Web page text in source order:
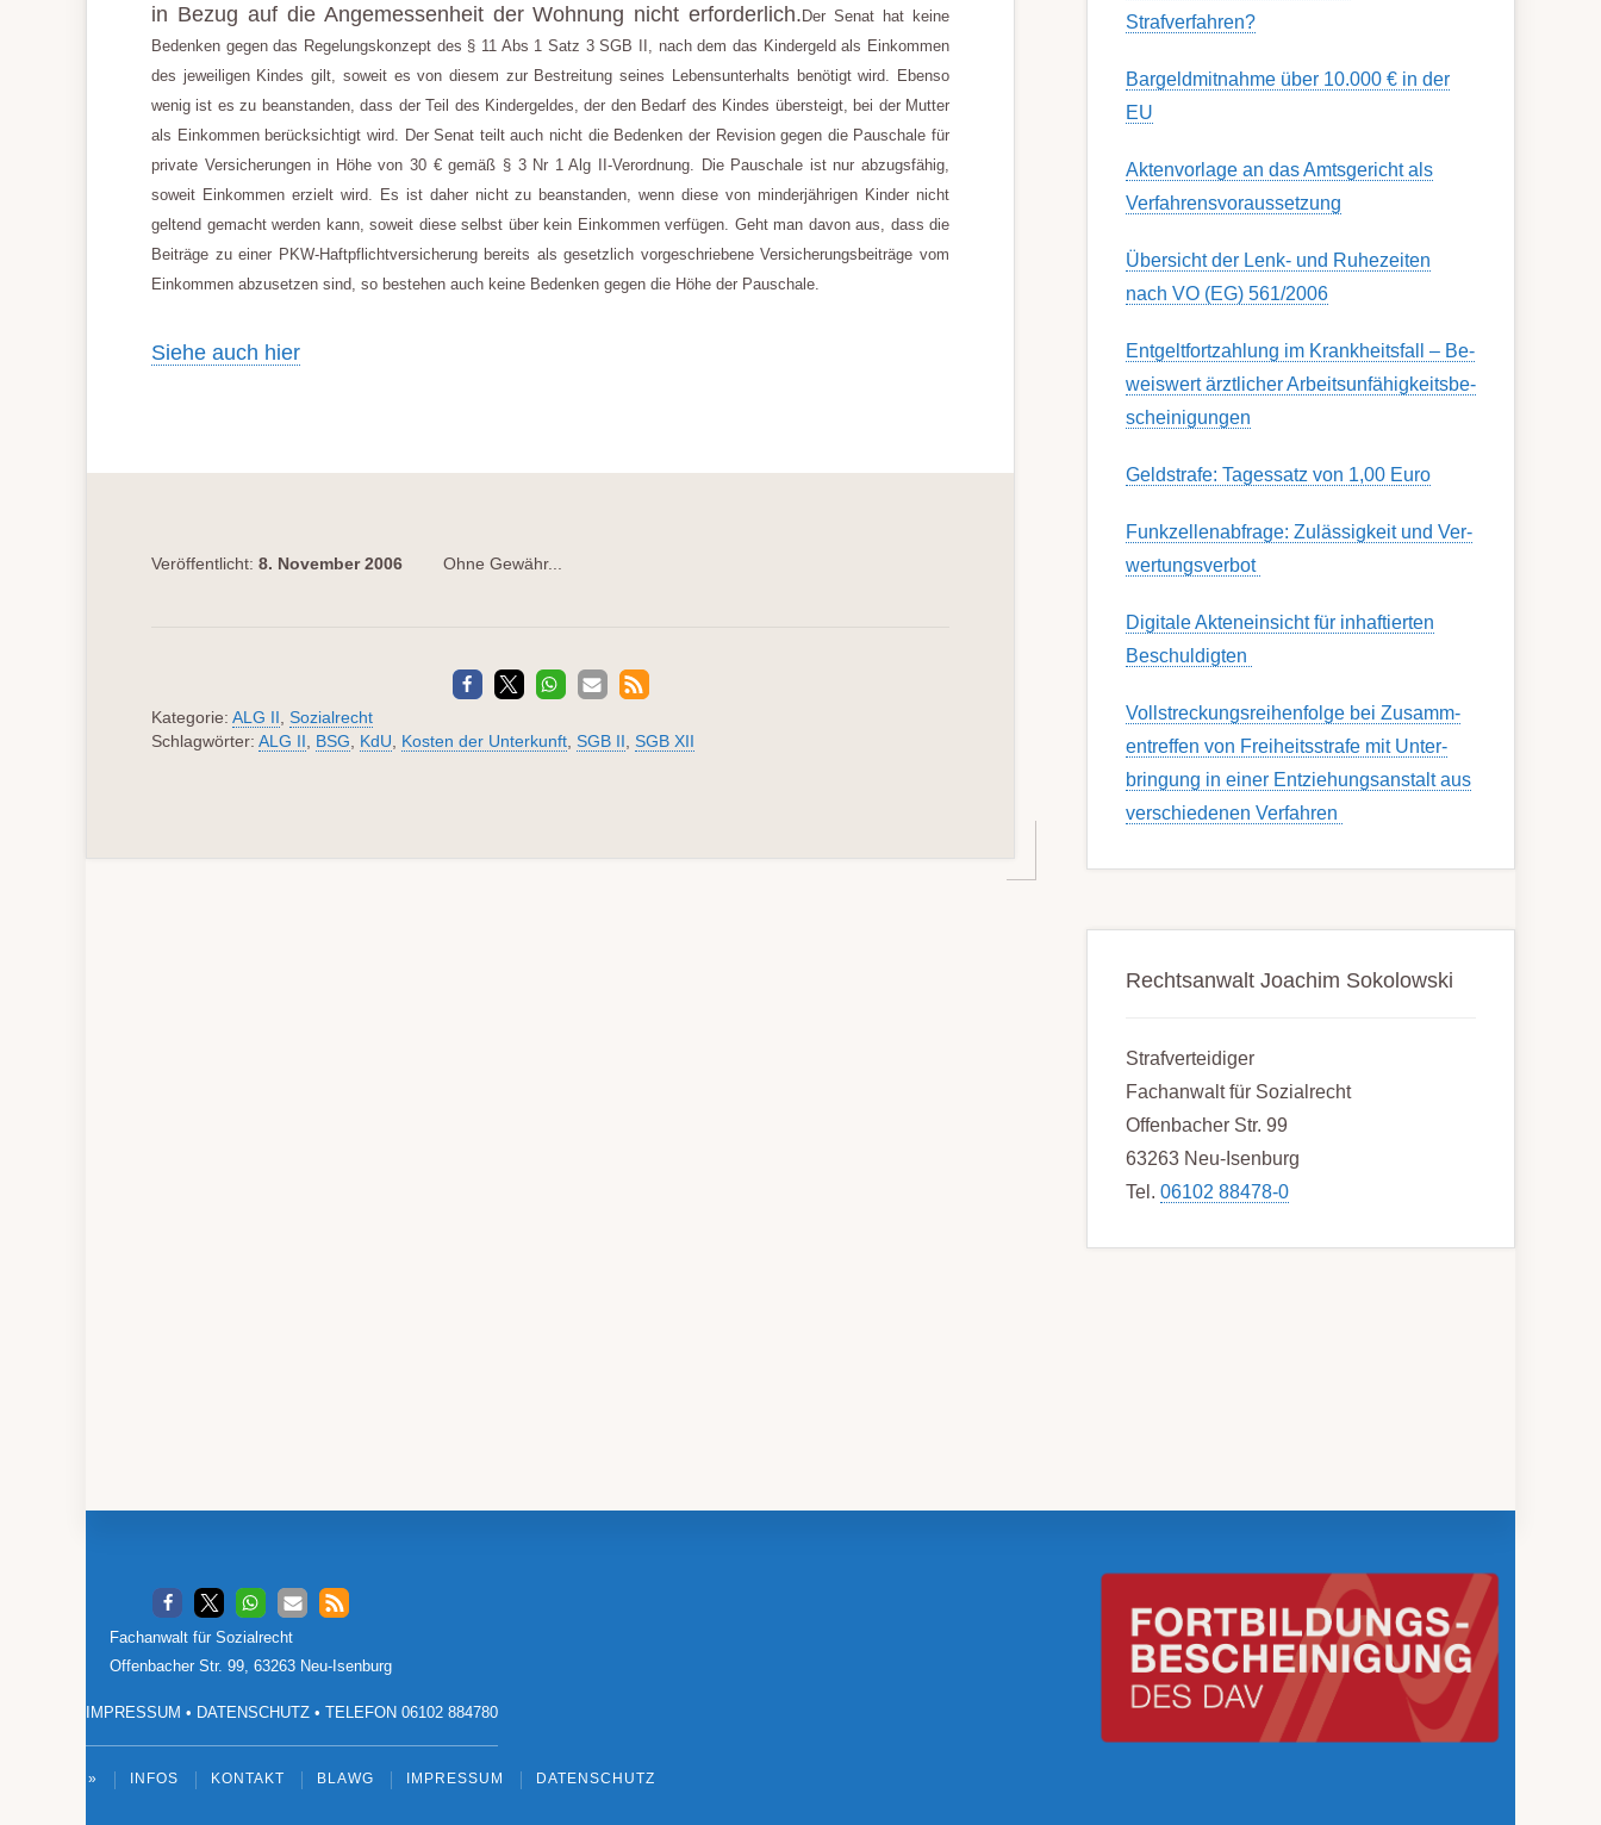
in Bezug auf die Angemessenheit der Wohnung nicht erforderlich. Der Senat hat keine
Bedenken gegen das Regelungskonzept des § 11 Abs 1 Satz 3 SGB II, nach dem das Kindergeld als Einkommen
des jeweiligen Kindes gilt, soweit es von diesem zur Bestreitung seines Lebensunterhalts benötigt wird. Ebenso
wenig ist es zu beanstanden, dass der Teil des Kindergeldes, der den Bedarf des Kindes übersteigt, bei der Mutter
als Einkommen berücksichtigt wird. Der Senat teilt auch nicht die Bedenken der Revision gegen die Pauschale für
private Versicherungen in Höhe von 30 € gemäß § 3 Nr 1 Alg II-Verordnung. Die Pauschale ist nur abzugsfähig,
soweit Einkommen erzielt wird. Es ist daher nicht zu beanstanden, wenn diese von minderjährigen Kinder nicht
geltend gemacht werden kann, soweit diese selbst über kein Einkommen verfügen. Geht man davon aus, dass die
Beiträge zu einer PKW-Haftpflichtversicherung bereits als gesetzlich vorgeschriebene Versicherungsbeiträge vom
Einkommen abzusetzen sind, so bestehen auch keine Bedenken gegen die Höhe der Pauschale.
Siehe auch hier
Veröffentlicht: 8. November 2006 Ohne Gewähr...
Kategorie: ALG II Sozialrecht
Schlagwörter: ALG II BSG KdU Kosten der Unterkunft SGB II SGB XII
Strafverfahren?
Bargeldmitnahme über 10.000 € in der
EU
Aktenvorlage an das Amtsgericht als
Verfahrensvoraussetzung
Übersicht der Lenk- und Ruhezeiten
nach VO (EG) 561/2006
Ent­gelt­fort­zahl­ung im Krank­heits­fall – Be­
weis­wert ärzt­lich­er Ar­beits­un­fähig­keits­be­
schein­igung­en
Geldstrafe: Tagessatz von 1,00 Euro
Funk­zell­en­ab­fra­ge: Zu­lässig­keit und Ver­
wert­ungs­ver­bot
Digitale Akteneinsicht für inhaftierten
Beschuldigten
Voll­streckungs­­­reihenfolge bei Zusamm­­
en­treffen von Frei­heits­strafe mit Unter­
bring­ung in einer Ent­ziehungs­anstalt aus
ver­schied­enen Ver­fahren
Rechtsanwalt Joachim Sokolowski
Strafverteidiger
Fachanwalt für Sozialrecht
Offenbacher Str. 99
63263 Neu-Isenburg
Tel. 06102 88478-0
Footer
Fachanwalt für Sozialrecht
Offenbacher Str. 99, 63263 Neu-Isenburg
IMPRESSUM • DATENSCHUTZ • TELEFON 06102 884780
» INFOS KONTAKT BLAWG IMPRESSUM DATENSCHUTZ